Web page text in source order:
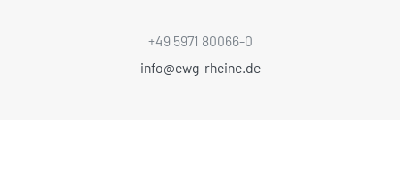
+49 5971 80066-0
info@ewg-rheine.de